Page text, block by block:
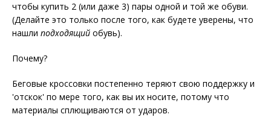
чтобы купить 2 (или даже 3) пары одной и той же обуви.
(Делайте это только после того, как будете уверены, что
нашли подходящий обувь).
Почему?
Беговые кроссовки постепенно теряют свою поддержку и
'отскок' по мере того, как вы их носите, потому что
материалы сплющиваются от ударов.